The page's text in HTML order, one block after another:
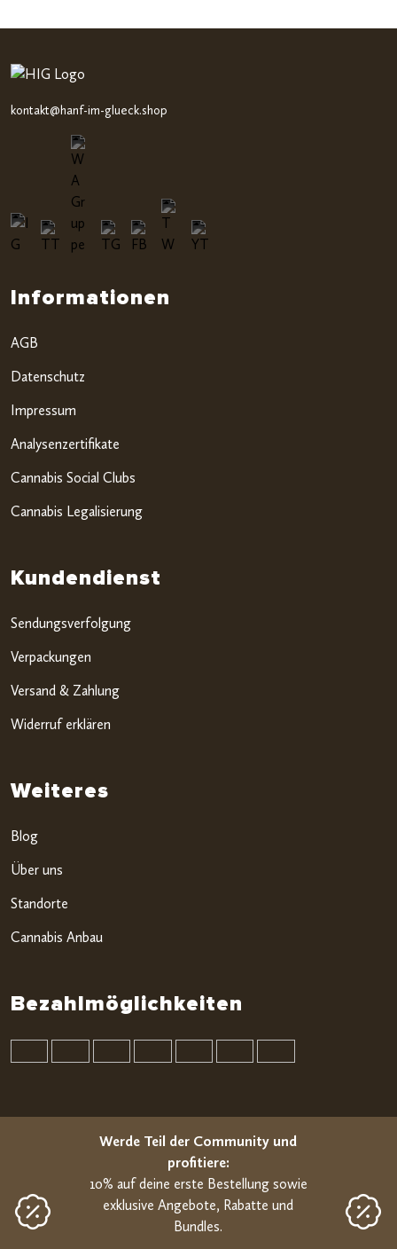
kontakt@hanf-im-glueck.shop
Informationen
AGB
Datenschutz
Impressum
Analysenzertifikate
Cannabis Social Clubs
Cannabis Legalisierung
Kundendienst
Sendungsverfolgung
Verpackungen
Versand & Zahlung
Widerruf erklären
Weiteres
Blog
Über uns
Standorte
Cannabis Anbau
Bezahlmöglichkeiten
Werde Teil der Community und
profitiere:
10% auf deine erste Bestellung sowie
exklusive Angebote, Rabatte und
Bundles.